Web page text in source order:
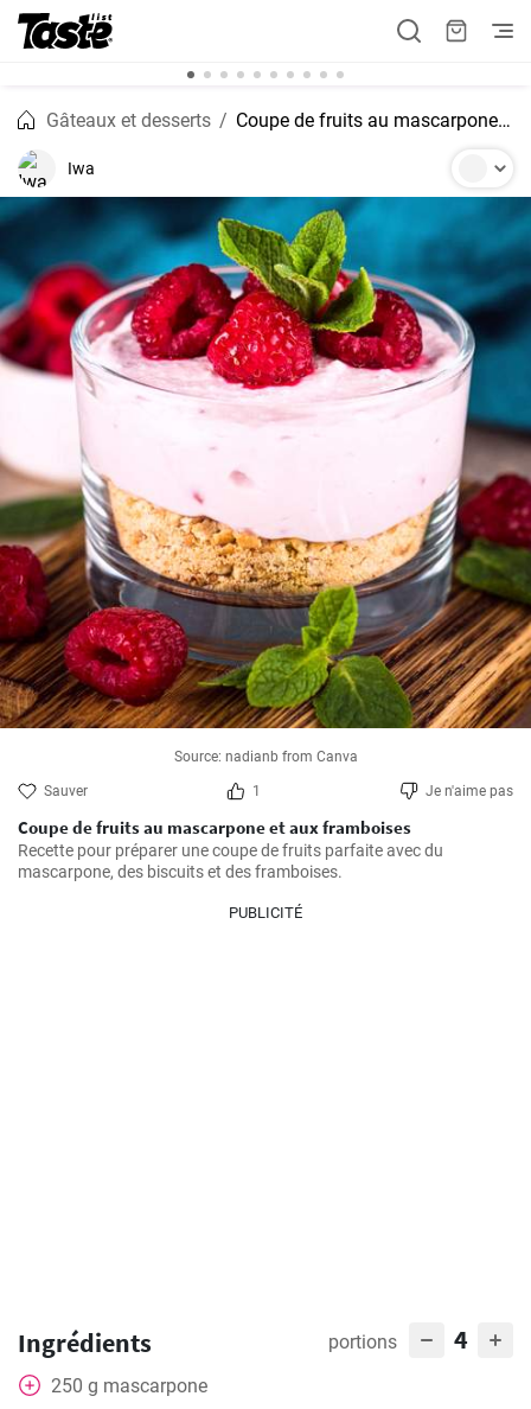
Gâteaux et desserts Coupe de fruits au mascarpone et aux framboises
Iwa
Source: nadianb from Canva
Sauver 1 Je n'aime pas
Coupe de fruits au mascarpone et aux framboises
Recette pour préparer une coupe de fruits parfaite avec du
mascarpone, des biscuits et des framboises.
PUBLICITÉ
Ingrédients portions 4
250 g mascarpone